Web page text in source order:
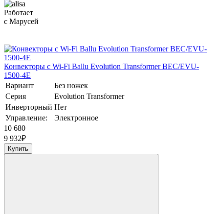
Работает
с Марусей
Конвекторы с Wi-Fi Ballu Evolution Transformer BEC/EVU-
1500-4E
Вариант
Без ножек
Серия
Evolution Transformer
Инверторный Нет
Управление:
Электронное
10 680
9 932₽
Купить